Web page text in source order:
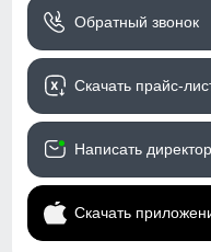
Обратный звонок
Скачать прайс-
Написать
Скачать